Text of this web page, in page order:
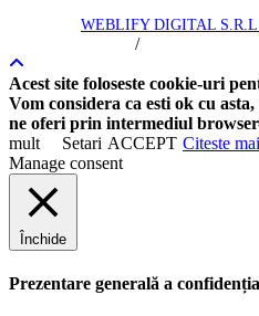
WEBLIFY DIGITAL
/
Acest site foloseste cookie-uri
Vom considera ca esti ok cu
ne oferi prin intermediul
mult
Setari ACCEPT Citeste
Manage consent
Închide
Prezentare generală a